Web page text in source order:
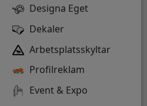
Designa Eget
Dekaler
Arbetsplatsskyltar
Profilreklam
Event & Expo